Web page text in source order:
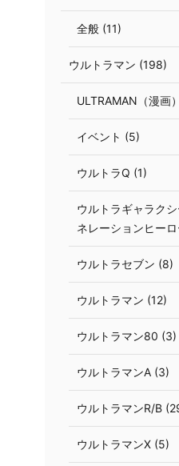
全般 (11)
ウルトラマン (198)
ULTRAMAN（漫画
イベント (5)
ウルトラQ (1)
ウルトラギャラク
ネレーションヒー
ウルトラセブン (8)
ウルトラマン (12)
ウルトラマン80 (3)
ウルトラマンA (3)
ウルトラマンR/B
ウルトラマンX (5)